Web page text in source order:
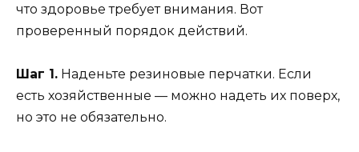
что здоровье требует внимания. Вот
проверенный порядок действий.
Шаг 1. Наденьте резиновые перчатки. Если
есть хозяйственные — можно надеть их поверх,
но это не обязательно.